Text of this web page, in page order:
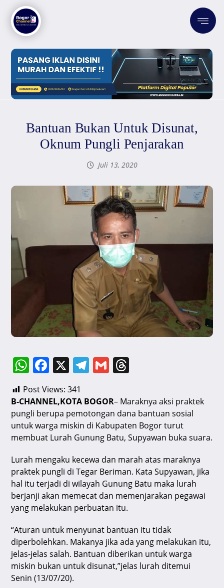
Bantuan Bukan Untuk Disunat,
Oknum Pungli Penjarakan
Juli 13, 2020
W
h
at
s
A
p
p
F
c
e
b
o
o
k
X T
e
gr
a
m
G
ai
l
e
a
d
s
Post Views: 341
B-CHANNEL,KOTA BOGOR– Maraknya aksi praktek
pungli berupa pemotongan dana bantuan sosial
untuk warga miskin di Kabupaten Bogor turut
membuat Lurah Gunung Batu, Supyawan buka suara.
Lurah mengaku kecewa dan marah atas maraknya
praktek pungli di Tegar Beriman. Kata Supyawan, jika
hal itu terjadi di wilayah Gunung Batu maka lurah
berjanji akan memecat dan memenjarakan pegawai
yang melakukan perbuatan itu.
“Aturan untuk menyunat bantuan itu tidak
diperbolehkan. Makanya jika ada yang melakukan itu,
jelas-jelas salah. Bantuan diberikan untuk warga
miskin bukan untuk disunat,”jelas lurah ditemui
Senin (13/07/20).